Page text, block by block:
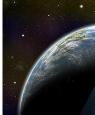
Image